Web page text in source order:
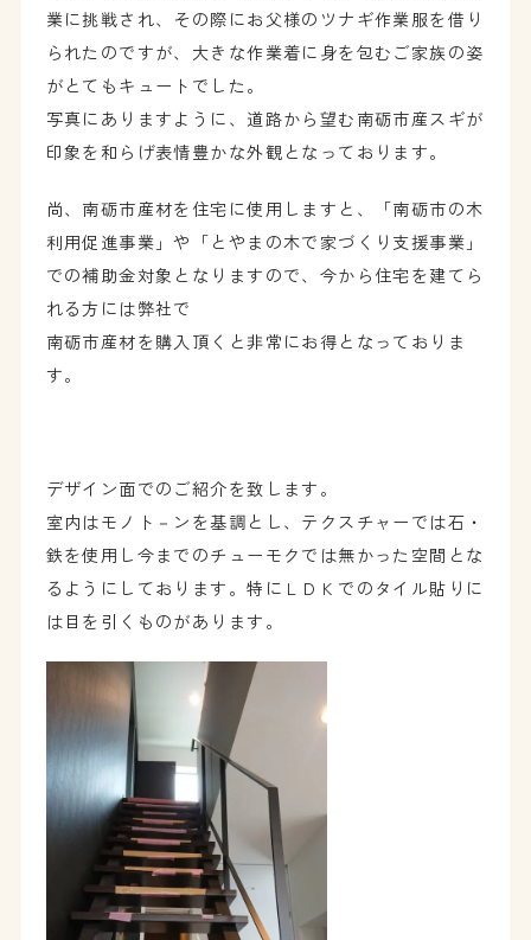
業に挑戦され、その際にお父様のツナギ作業服を借り
られたのですが、大きな作業着に身を包むご家族の姿
がとてもキュートでした。
写真にありますように、道路から望む南砺市産スギが
印象を和らげ表情豊かな外観となっております。
尚、南砺市産材を住宅に使用しますと、「南砺市の木
利用促進事業」や「とやまの木で家づくり支援事業」
での補助金対象となりますので、今から住宅を建てら
れる方には弊社で
南砺市産材を購入頂くと非常にお得となっておりま
す。
デザイン面でのご紹介を致します。
室内はモノト－ンを基調とし、テクスチャーでは石・
鉄を使用し今までのチューモクでは無かった空間とな
るようにしております。特にＬＤＫでのタイル貼りに
は目を引くものがあります。